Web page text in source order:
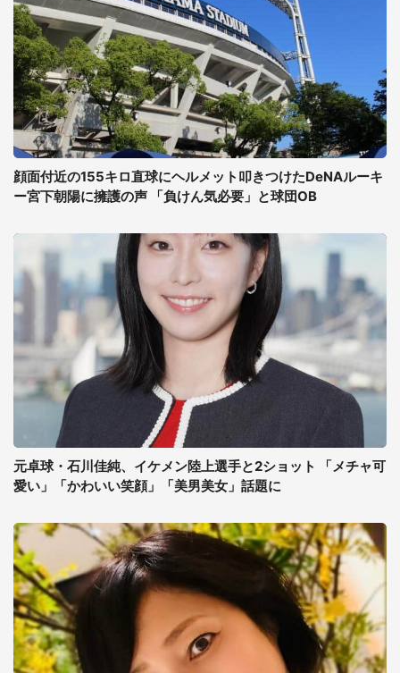
顔面付近の155キロ直球にヘルメット叩きつけたDeNAルーキ
ー宮下朝陽に擁護の声 「負けん気必要」と球団OB
元卓球・石川佳純、イケメン陸上選手と2ショット 「メチャ可
愛い」「かわいい笑顔」「美男美女」話題に